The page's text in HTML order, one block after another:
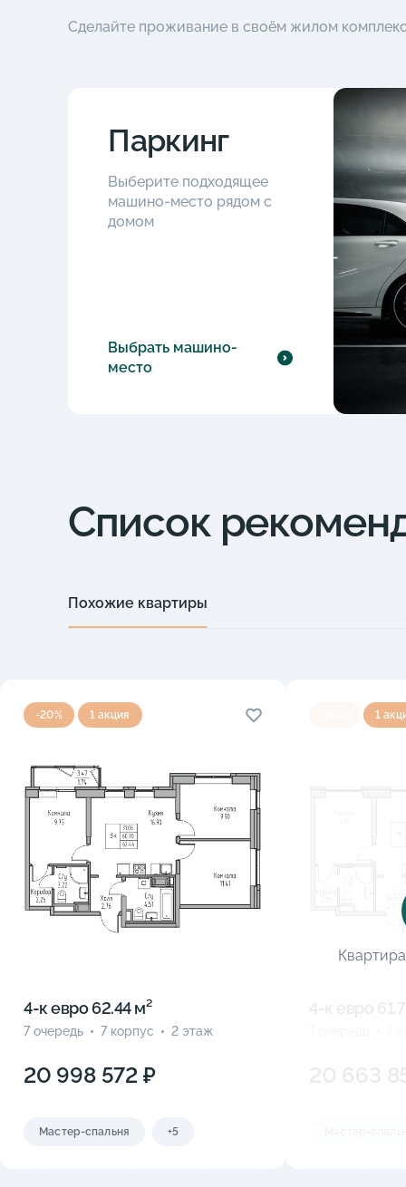
Сделайте проживание в своём жилом
Паркинг
Выберите подходящее
машино-место рядом с
домом
Выбрать машино-
место
Список
Похожие квартиры
-20% 1 акция
4-к eвро 62.44 м²
7 очередь 7 корпус 2 этаж
20 998 572 ₽
Мастер-спальня +5
1